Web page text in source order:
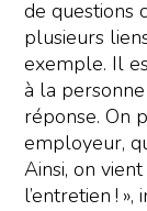
de questions
plusieurs
exemple. Il
à la
réponse. On
employeur,
Ainsi, on
l’entretien !